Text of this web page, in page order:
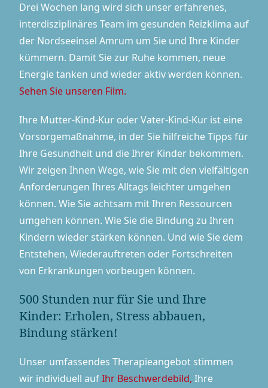
Drei Wochen lang wird sich unser erfahrenes,
inter­dis­zi­pli­nä­res Team im gesunden Reizklima auf
der Nordseeinsel Amrum um Sie und Ihre Kinder
kümmern. Damit Sie zur Ruhe kommen, neue
Energie tanken und wieder aktiv werden können.
Sehen Sie unseren Film.
Ihre Mutter-Kind-Kur oder Vater-Kind-Kur ist eine
Vorsorgemaßnahme, in der Sie hilfreiche Tipps für
Ihre Gesundheit und die Ihrer Kinder bekommen.
Wir zeigen Ihnen Wege, wie Sie mit den vielfältigen
Anforderungen Ihres Alltags leichter umgehen
können. Wie Sie achtsam mit Ihren Ressourcen
umgehen können. Wie Sie die Bindung zu Ihren
Kindern wieder stärken können. Und wie Sie dem
Entstehen, Wiederauftreten oder Fortschreiten
von Erkrankungen vorbeugen können.
500 Stunden nur für Sie und Ihre
Kinder: Erholen, Stress abbauen,
Bindung stärken!
Unser umfassendes The­ra­pie­an­ge­bot stimmen
wir individuell aufIhr Beschwerdebild, Ihre